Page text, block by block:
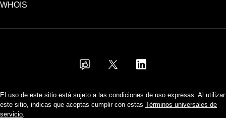
WHOIS
El uso de este sitio está sujeto a las condiciones de uso expresas. Al utilizar
este sitio, indicas que aceptas cumplir con estas Términos universales de
servicio.